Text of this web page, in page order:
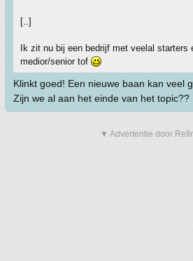
[..]
Ik zit nu bij een bedrijf met veelal starters
medior/senior tof
Klinkt goed! Een nieuwe baan kan veel
Zijn we al aan het einde van het topic??
▼ Advertentie door